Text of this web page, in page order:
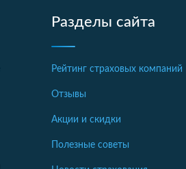
Разделы сайта
Рейтинг страховых компаний
Отзывы
Акции и скидки
Полезные советы